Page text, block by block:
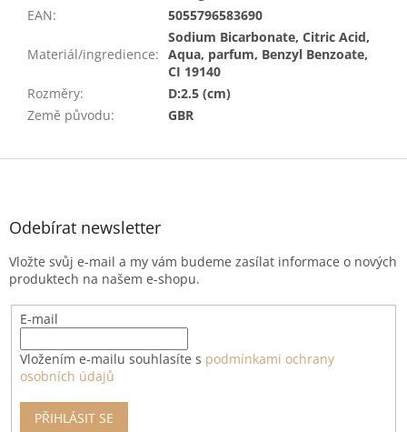
EAN: 5055796583690
Materiál/ingredience:
Sodium Bicarbonate, Citric Acid,
Aqua, parfum, Benzyl Benzoate,
CI 19140
Rozměry:
D:2.5 (cm)
Země původu: GBR
Z
Odebírat newsletter
Vložte svůj e-mail a my vám budeme zasílat informace o nových
produktech na našem e-shopu.
E-mail
Vložením e-mailu souhlasíte s podmínkami ochrany
osobních údajů
PŘIHLÁSIT SE